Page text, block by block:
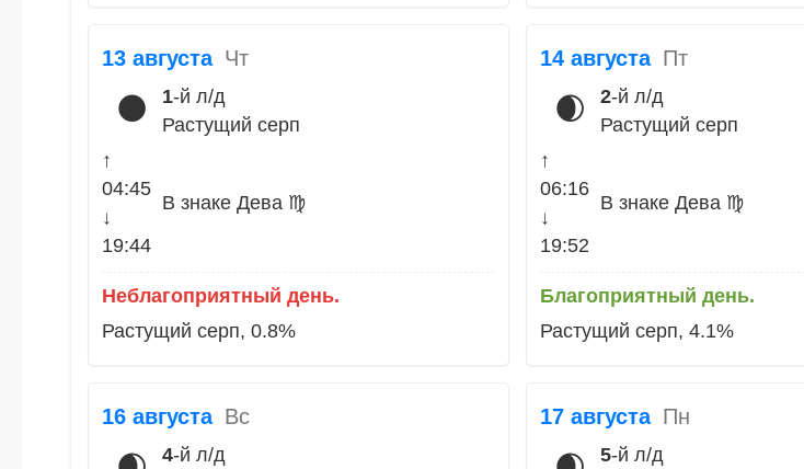
13 августа Чт
🌑 1-й л/д
Растущий серп
↑
04:45
↓
19:44
В знаке Дева ♍
Неблагоприятный день.
Растущий серп, 0.8%
14 августа Пт
🌒 2-й л/д
Растущий серп
↑
06:16
↓
19:52
В знаке Дева ♍
Благоприятный день.
Растущий серп, 4.1%
16 августа Вс
4-й л/д
17 августа Пн
5-й л/д